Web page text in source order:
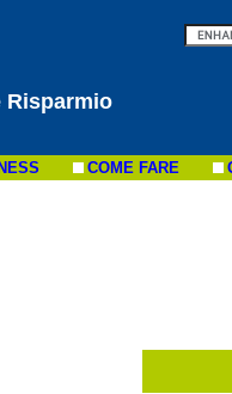
Risparmio
COME FARE